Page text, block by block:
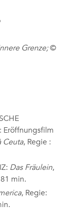
Grenze;©
Eröffnungsfilm
Ceuta, Regie :
Das Fräulein,
min.
, Regie: